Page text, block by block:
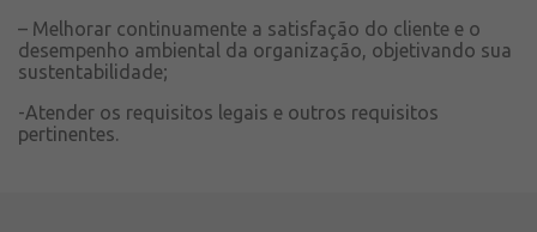
– Melhorar continuamente a satisfação do cliente e o
desempenho ambiental da organização, objetivando sua
sustentabilidade;
-Atender os requisitos legais e outros requisitos
pertinentes.